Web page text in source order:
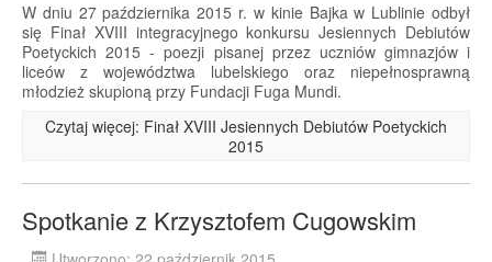
W dniu 27 października 2015 r. w kinie Bajka w Lublinie odbył
się Finał XVIII integracyjnego konkursu Jesiennych Debiutów
Poetyckich 2015 - poezji pisanej przez uczniów gimnazjów i
liceów z województwa lubelskiego oraz niepełnosprawną
młodzież skupioną przy Fundacji Fuga Mundi.
Czytaj więcej: Finał XVIII Jesiennych Debiutów Poetyckich
2015
Spotkanie z Krzysztofem Cugowskim